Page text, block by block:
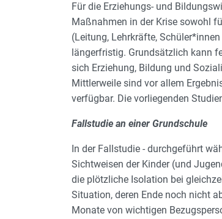
Für die Erziehungs- und
Maßnahmen in der Krise sowohl
(Leitung, Lehrkräfte,
längerfristig. Grundsätzlich kann
sich Erziehung, Bildung und
Mittlerweile sind vor allem
verfügbar. Die vorliegenden
Fallstudie an einer Grundschule
In der Fallstudie - durchgeführt
Sichtweisen der Kinder (und
die plötzliche Isolation bei
Situation, deren Ende noch nicht
Monate von wichtigen